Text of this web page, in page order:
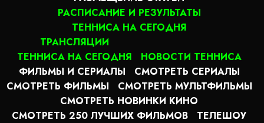
РАСПИСАНИЕ И РЕЗУЛЬТАТЫ
ТЕННИСА НА СЕГОДНЯ
ТРАНСЛЯЦИИ
ТЕННИСА НА СЕГОДНЯ
НОВОСТИ ТЕННИСА
ФИЛЬМЫ И СЕРИАЛЫ
СМОТРЕТЬ СЕРИАЛЫ
СМОТРЕТЬ ФИЛЬМЫ
СМОТРЕТЬ МУЛЬТФИЛЬМЫ
СМОТРЕТЬ НОВИНКИ КИНО
СМОТРЕТЬ 250 ЛУЧШИХ ФИЛЬМОВ
ТЕЛЕШОУ